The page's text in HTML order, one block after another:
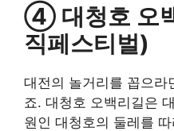
④ 대청호 오
직페스티벌)
대전의 놀거리를 꼽으라
죠. 대청호 오백리길은
원인 대청호의 둘레를